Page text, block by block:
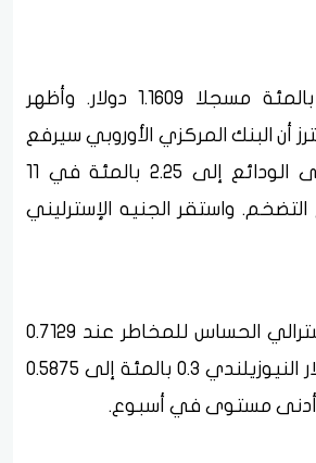
وصعد اليورو 0.1 بالمئة مسجلا 1.1609 دولار. وأظهر
أن البنك المركزي الأوروبي سيرفع
معدل الفائدة على الودائع إلى 2.25 بالمئة في 11
التضخم. واستقر الجنيه الإسترليني
واستقر الدولار الأسترالي الحساس للمخاطر عند 0.7129
دولار، وارتفع الدولار النيوزيلندي 0.3 بالمئة إلى 0.5875
أدنى مستوى في أسبوع.